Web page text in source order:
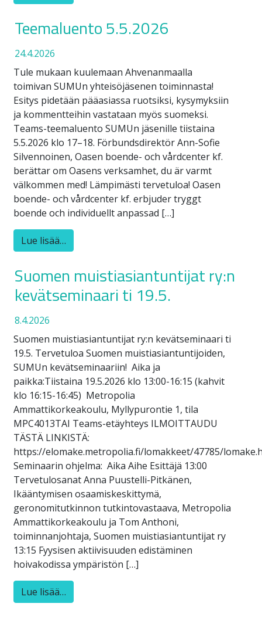
Teemaluento 5.5.2026
24.4.2026
Tule mukaan kuulemaan Ahvenanmaalla
toimivan SUMUn yhteisöjäsenen toiminnasta!
Esitys pidetään pääasiassa ruotsiksi, kysymyksiin
ja kommentteihin vastataan myös suomeksi.
Teams-teemaluento SUMUn jäsenille tiistaina
5.5.2026 klo 17–18. Förbundsdirektör Ann-Sofie
Silvennoinen, Oasen boende- och vårdcenter kf.
berättar om Oasens verksamhet, du är varmt
välkommen med! Lämpimästi tervetuloa! Oasen
boende- och vårdcenter kf. erbjuder tryggt
boende och individuellt anpassad […]
Lue lisää…
Suomen muistiasiantuntijat ry:n
kevätseminaari ti 19.5.
8.4.2026
Suomen muistiasiantuntijat ry:n kevätseminaari ti
19.5. Tervetuloa Suomen muistiasiantuntijoiden,
SUMUn kevätseminaariin! Aika ja
paikka:Tiistaina 19.5.2026 klo 13:00-16:15 (kahvit
klo 16:15-16:45) Metropolia
Ammattikorkeakoulu, Myllypurontie 1, tila
MPC4013TAI Teams-etäyhteys ILMOITTAUDU
TÄSTÄ LINKISTÄ:
https://elomake.metropolia.fi/lomakkeet/47785/
Seminaarin ohjelma: Aika Aihe Esittäjä 13:00
Tervetulosanat Anna Puustelli-Pitkänen,
Ikääntymisen osaamiskeskittymä,
geronomitutkinnon tutkintovastaava, Metropolia
Ammattikorkeakoulu ja Tom Anthoni,
toiminnanjohtaja, Suomen muistiasiantuntijat ry
13:15 Fyysisen aktiivisuuden edistäminen
hoivakodissa ympäristön […]
Lue lisää…